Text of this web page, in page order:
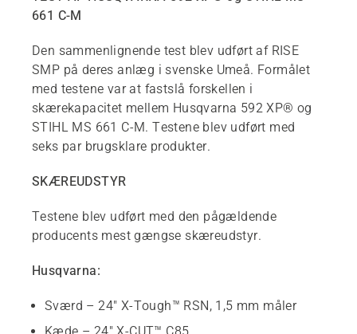
661 C-M
Den sammenlignende test blev udført af RISE
SMP på deres anlæg i svenske Umeå. Formålet
med testene var at fastslå forskellen i
skærekapacitet mellem Husqvarna 592 XP® og
STIHL MS 661 C-M. Testene blev udført med
seks par brugsklare produkter.
SKÆREUDSTYR
Testene blev udført med den pågældende
producents mest gængse skæreudstyr.
Husqvarna:
Sværd – 24" X-Tough™ RSN, 1,5 mm måler